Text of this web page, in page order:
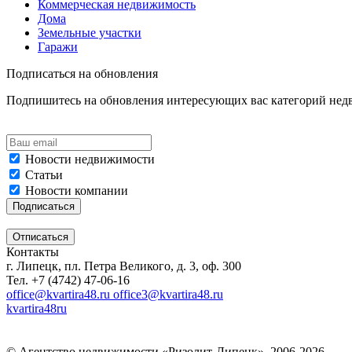
Коммерческая недвижимость
Дома
Земельные участки
Гаражи
Подписаться на обновления
Подпишитесь на обновления интересующих вас категорий
Новости недвижимости
Статьи
Новости компании
Контакты
г. Липецк, пл. Петра Великого, д. 3, оф. 300
Тел. +7 (4742) 47-06-16
office@kvartira48.ru office3@kvartira48.ru
kvartira48ru